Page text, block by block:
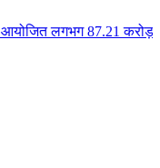
के 41 विकास